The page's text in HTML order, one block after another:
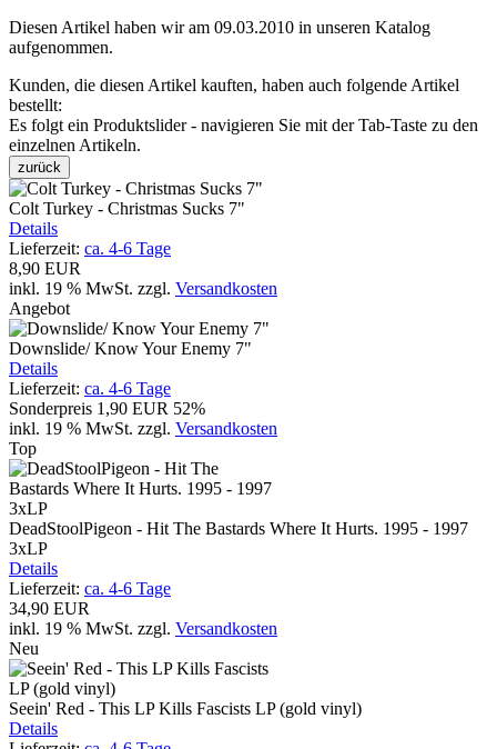
Diesen Artikel haben wir am 09.03.2010 in unseren Katalog
aufgenommen.
Kunden, die diesen Artikel kauften, haben auch folgende Artikel
bestellt:
Es folgt ein Produktslider - navigieren Sie mit der Tab-Taste zu den
einzelnen Artikeln.
zurück
Colt Turkey - Christmas Sucks 7"
Details
Lieferzeit: ca. 4-6 Tage
8,90 EUR
inkl. 19 % MwSt. zzgl. Versandkosten
Angebot
Downslide/ Know Your Enemy 7"
Details
Lieferzeit: ca. 4-6 Tage
Sonderpreis 1,90 EUR 52%
inkl. 19 % MwSt. zzgl. Versandkosten
Top
DeadStoolPigeon - Hit The Bastards Where It Hurts. 1995 - 1997
3xLP
Details
Lieferzeit: ca. 4-6 Tage
34,90 EUR
inkl. 19 % MwSt. zzgl. Versandkosten
Neu
Seein' Red - This LP Kills Fascists LP (gold vinyl)
Details